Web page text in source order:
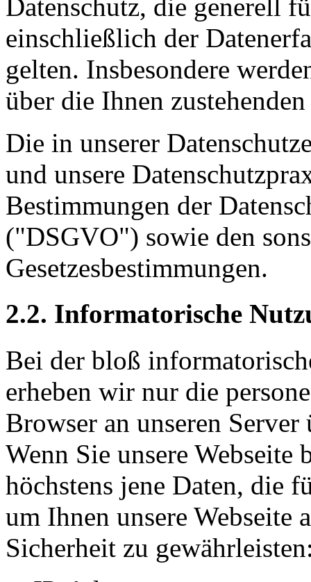
Datenschutz, die generell
einschließlich der
gelten. Insbesondere
über die Ihnen
Die in unserer
und unsere
Bestimmungen der
("DSGVO") sowie den
Gesetzesbestimmungen.
2.2. Informatorische
Bei der bloß
erheben wir nur die
Browser an unseren
Wenn Sie unsere Webseite
höchstens jene Daten, die
um Ihnen unsere Webseite
Sicherheit zu